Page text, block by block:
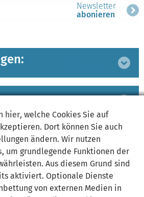
Newsletter
abonieren
Bereich
Bereich
ausklappen
Bereich
ausklappen
hier, welche Cookies Sie auf
Dort können Sie auch
ändern. Wir nutzen
, um grundlegende Funktionen der
Aus diesem Grund sind
aktiviert. Optionale Dienste
von externen Medien in